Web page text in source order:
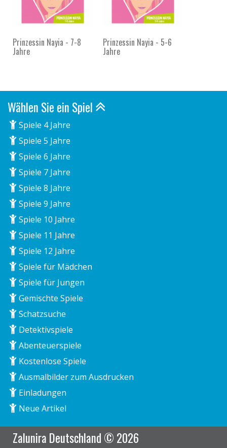
Prinzessin Nayia - 7-8
Jahre
Prinzessin Nayia - 5-6
Jahre
Wählen Sie ein Spiel
Spiele 4 Jahre
Spiele 5 Jahre
Spiele 6 Jahre
Spiele 7 Jahre
Spiele 8 Jahre
Spiele 9 Jahre
Spiele 10 Jahre
Spiele 11 Jahre
Spiele 12 Jahre
Spiele für Mädchen
Spiele für Jungen
Gemischte Spiele
Schatzsuche
Detektivspiele
Abenteuerspiele
Kostenlose Spiele
Ausmalbilder zum Ausdrucken
Einladungen
Neue Artikel
Zalunira Deutschland © 2026